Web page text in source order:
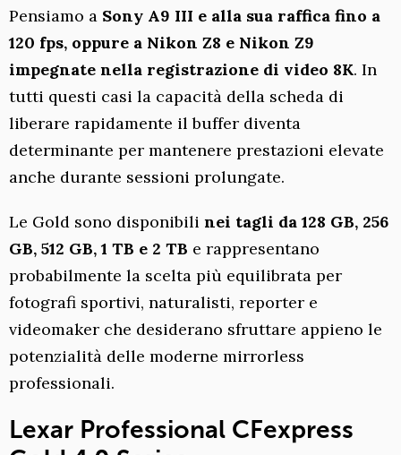
Pensiamo a Sony A9 III e alla sua raffica fino a
120 fps, oppure a Nikon Z8 e Nikon Z9
impegnate nella registrazione di video 8K. In
tutti questi casi la capacità della scheda di
liberare rapidamente il buffer diventa
determinante per mantenere prestazioni elevate
anche durante sessioni prolungate.
Le Gold sono disponibili nei tagli da 128 GB, 256
GB, 512 GB, 1 TB e 2 TB e rappresentano
probabilmente la scelta più equilibrata per
fotografi sportivi, naturalisti, reporter e
videomaker che desiderano sfruttare appieno le
potenzialità delle moderne mirrorless
professionali.
Lexar Professional CFexpress